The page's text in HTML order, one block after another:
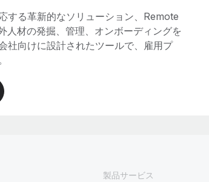
する革新的なソリューション、Remote
人材の発掘、管理、オンボーディングを
社向けに設計されたツールで、雇用プ
製品サービス